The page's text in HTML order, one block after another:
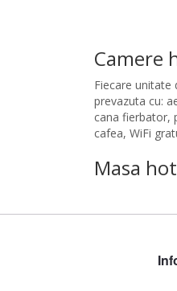
Camere
Fiecare unitate
prevazuta cu:
cana fierbator,
cafea, WiFi
Masa